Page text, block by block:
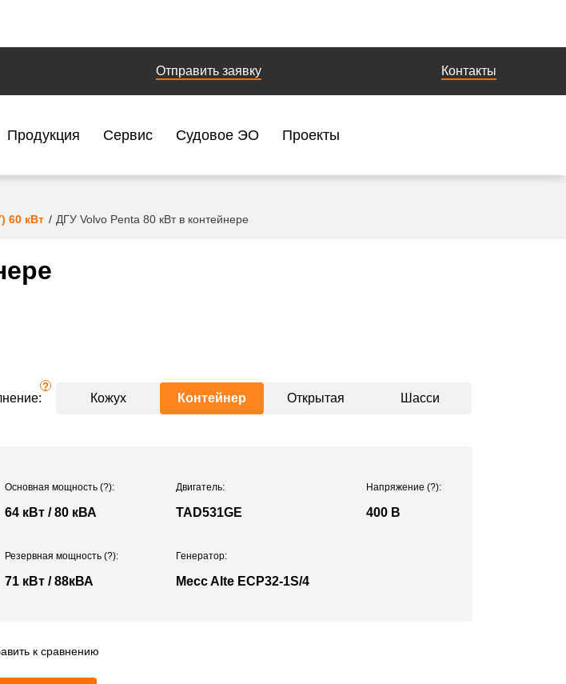
Отправить заявку Контакты
Продукция Сервис Судовое ЭО Проекты
60 кВт ДГУ Volvo Penta 80 кВт в контейнере
?
Кожух Контейнер Открытая Шасси
Основная мощность (?):
64 кВт / 80 кВА
Двигатель:
TAD531GE
Напряжение(?):
400 В
Резервная мощность (?):
71 кВт / 88кВА
Генератор:
Mecc Alte ЕСР32-1S/4
к сравнению